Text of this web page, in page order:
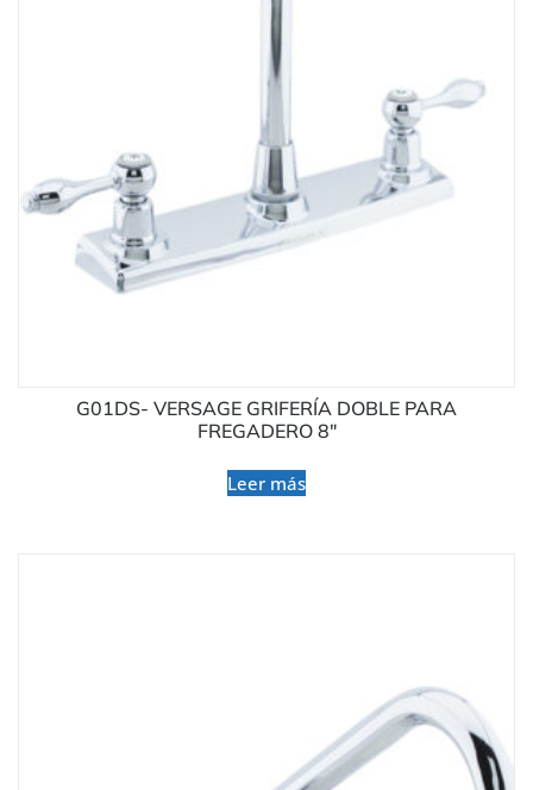
G01DS- VERSAGE GRIFERÍA DOBLE PARA
FREGADERO 8″
Leer más